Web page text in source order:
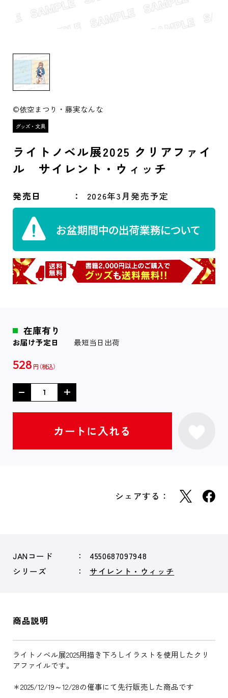
©依空まつり・藤実なんな
ライトノベル展2025 クリアファイ
ル サイレント・ウィッチ
発売日 2026年3月発売予定
在庫有り
お届け予定日 最短当日出荷
528 円
シェアする：
JANコード
4550687097948
シリーズ
サイレント・ウィッチ
商品説明
ライトノベル展2025用描き下ろしイラストを使用したクリ
アファイルです。
＊2025/12/19～12/28の催事にて先行販売した商品です